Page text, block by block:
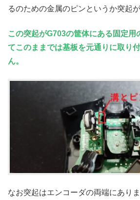
るのための金属のピンというか突起が
この突起がG703の筐体にある固定用
てこのままでは基板を元通りに取り
ん。
なお突起はエンコーダの両端にあり